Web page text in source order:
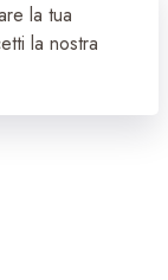
la tua
la nostra